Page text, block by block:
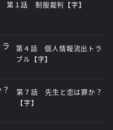
第１話 制服裁判【字】
第４話 個人情報流出トラ
ブル【字】
第７話 先生と恋は罪か？
【字】